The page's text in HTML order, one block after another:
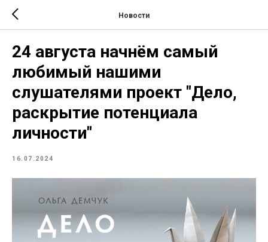
Новости
24 августа начнём самый
любимый нашими
слушателями проект "Дело,
раскрытие потенциала
личности"
16.07.2024